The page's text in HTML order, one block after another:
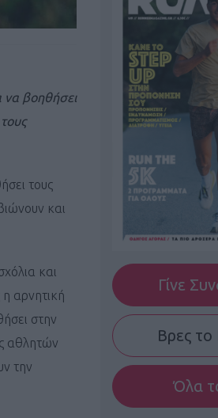
να βοηθήσει
τους
και
και
αρνητική
στην
αθλητών
την
Γίνε
Βρες το
Όλα